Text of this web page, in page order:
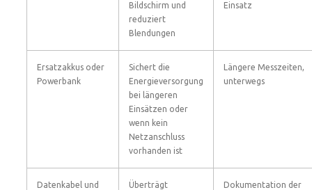
Bildschirm und
reduziert
Blendungen
Einsatz
Ersatzakkus oder
Powerbank
Sichert die
Energieversorgung
bei längeren
Einsätzen oder
wenn kein
Netzanschluss
vorhanden ist
Längere Messzeiten,
unterwegs
Datenkabel und
Überträgt
Dokumentation der